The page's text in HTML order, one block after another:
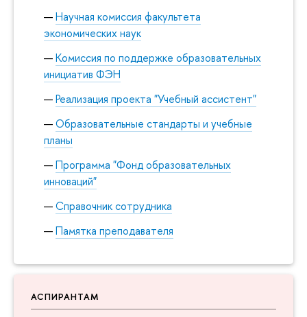
Научная комиссия факультета
экономических наук
Комиссия по поддержке образовательных
инициатив ФЭН
Реализация проекта "Учебный ассистент"
Образовательные стандарты и учебные
планы
Программа "Фонд образовательных
инноваций"
Справочник сотрудника
Памятка преподавателя
АСПИРАНТАМ